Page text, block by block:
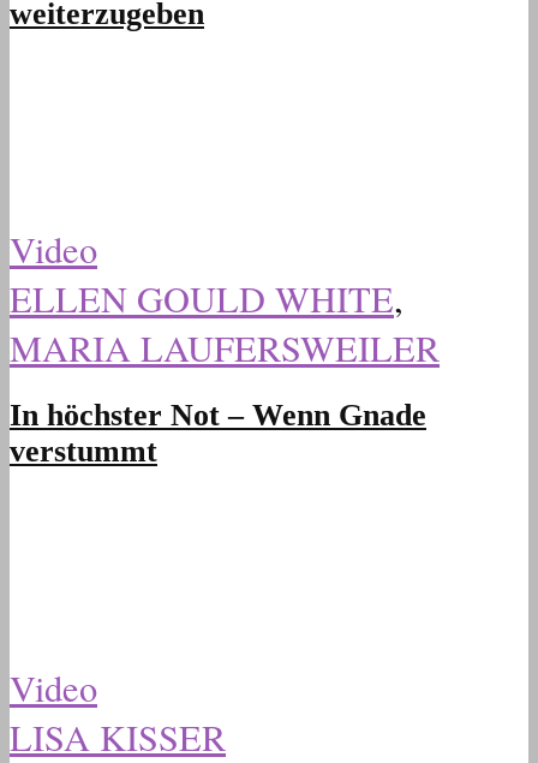
weiterzugeben
Video
ELLEN GOULD WHITE,
MARIA LAUFERSWEILER
In höchster Not – Wenn Gnade
verstummt
Video
LISA KISSER